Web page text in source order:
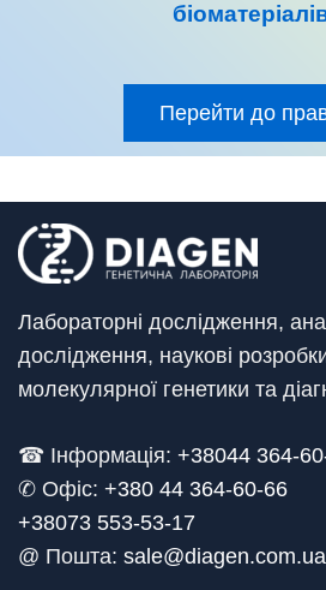
Перейти до
Лабораторні дослідження,
дослідження, наукові
молекулярної генетики та
☎ Інформація: +38044 364-
✆ Офіс: +380 44 364-60-66
+38073 553-53-17
@ Пошта: sale@diagen.com.ua